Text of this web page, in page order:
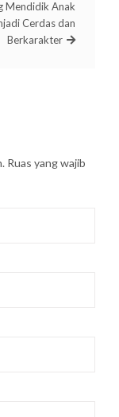
Mendidik Anak
Cerdas dan
Berkarakter
Ruas yang wajib